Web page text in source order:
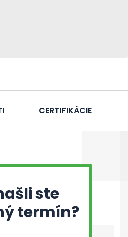
CERTIFIKÁCIE
ste
termín?